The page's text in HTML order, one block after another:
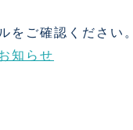
をご確認ください
知らせ